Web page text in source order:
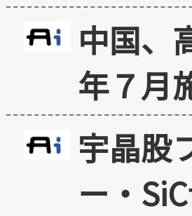
中国、
年７月
宇晶股
ー・